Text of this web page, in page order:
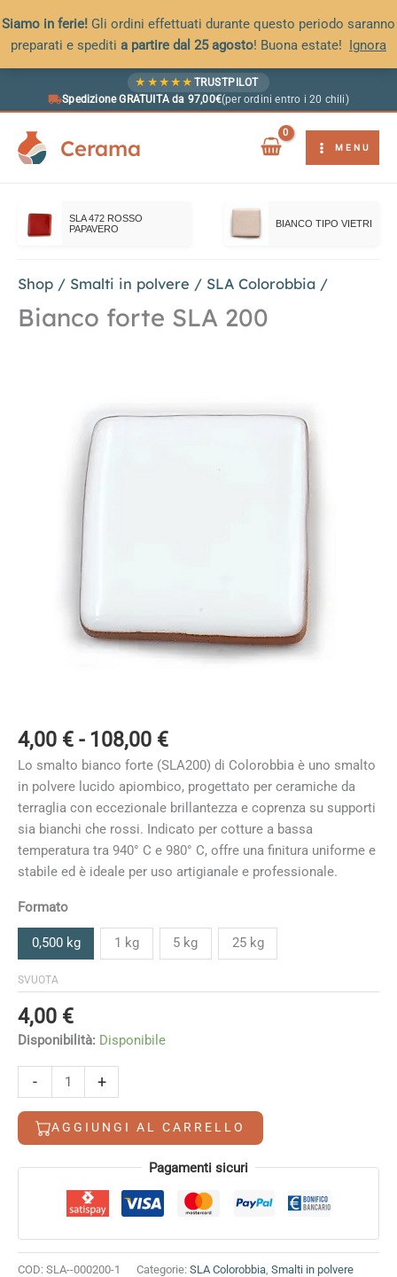
Siamo in ferie! Gli ordini effettuati durante questo periodo saranno
preparati e spediti a partire dal 25 agosto! Buona estate! Ignora
★ ★ ★ ★ ★ TRUSTPILOT
Spedizione GRATUITA da 97,00€(per ordini entro i 20 chili)
Cerama MENU
SLA 472 ROSSO
PAPAVERO
BIANCO TIPO VIETRI
Shop / Smalti in polvere / SLA Colorobbia /
Bianco forte SLA 200
4,00 € - 108,00 €Fascia
di
prezzo:
da
4,00 €
a
108,00 €
Lo smalto bianco forte (SLA200) di Colorobbia è uno smalto
in polvere lucido apiombico, progettato per ceramiche da
terraglia con eccezionale brillantezza e coprenza su supporti
sia bianchi che rossi. Indicato per cotture a bassa
temperatura tra 940° C e 980° C, offre una finitura uniforme e
stabile ed è ideale per uso artigianale e professionale.
Formato
0,500 kg 1 kg 5 kg 25 kg
SVUOTA
4,00 €
Disponibilità: Disponibile
-
forte
SLA
200
+
AGGIUNGI AL CARRELLO
Alternative: Pagamenti sicuri
COD: SLA--000200-1 Categorie: SLA Colorobbia Smalti in polvere